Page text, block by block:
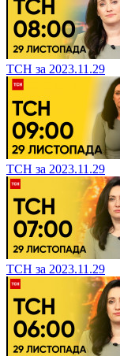
ТСН за 2023.11.29
ТСН за 2023.11.29
ТСН за 2023.11.29